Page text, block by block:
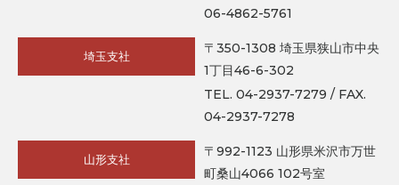
06-4862-5761
埼玉支社
〒350-1308 埼玉県狭山市中央
1丁目46-6-302
TEL. 04-2937-7279 / FAX.
04-2937-7278
山形支社
〒992-1123 山形県米沢市万世
町桑山4066 102号室